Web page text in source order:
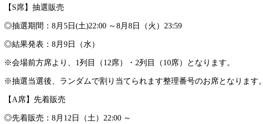
【S席】抽選販売
◎抽選期間：8月5日(土)22:00 ～8月8日（火）23:59
◎結果発表：8月9日（水）
※会場前方席より、1列目（12席）・2列目（10席）となります。
※抽選当選後、ランダムで割り当てられます整理番号のお席となります。
【A席】先着販売
◎先着販売：8月12日（土）22:00 ～